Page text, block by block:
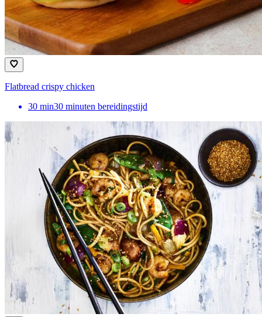
Flatbread crispy chicken
30 min30 minuten bereidingstijd